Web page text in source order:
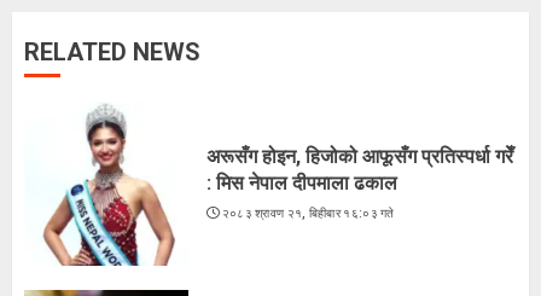
RELATED NEWS
अरूसँग होइन, हिजोको आफूसँग प्रतिस्पर्धा गरेँ
: मिस नेपाल दीपमाला ढकाल
२०८३ श्रावण २१, बिहीबार १६:०३ गते
२०८३ श्रावण १९, मंगलवार १३:३८ गते